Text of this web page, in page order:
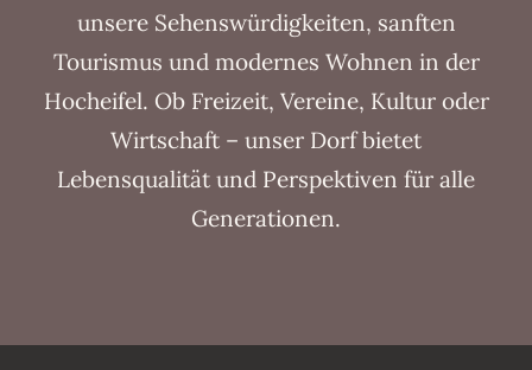
unsere Sehenswürdigkeiten, sanften
Tourismus und modernes Wohnen in der
Hocheifel. Ob Freizeit, Vereine, Kultur oder
Wirtschaft – unser Dorf bietet
Lebensqualität und Perspektiven für alle
Generationen.